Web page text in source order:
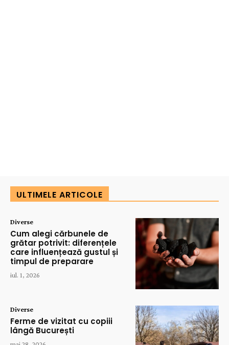
ULTIMELE ARTICOLE
Diverse
Cum alegi cărbunele de
grătar potrivit: diferențele
care influențează gustul și
timpul de preparare
iul. 1, 2026
Diverse
Ferme de vizitat cu copiii
lângă București